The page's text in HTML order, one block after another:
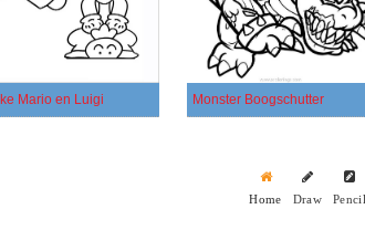
Mario en Luigi Monster Boogschutter
Home Draw Pencil